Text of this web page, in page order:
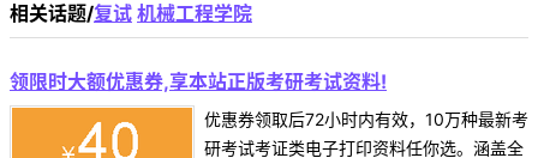
相关话题/复试 机械工程学院
领限时大额优惠券,享本站正版考研考试资料!
优惠券领取后72小时内有效，10万种最新考
研考试考证类电子打印资料任你选。涵盖全